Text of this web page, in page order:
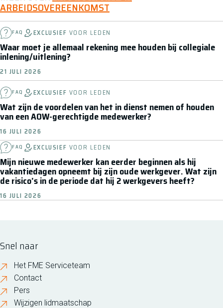
ARBEIDSOVEREENKOMST
FAQ EXCLUSIEF VOOR LEDEN
Waar moet je allemaal rekening mee houden bij collegiale
inlening/uitlening?
21 JULI 2026
FAQ EXCLUSIEF VOOR LEDEN
Wat zijn de voordelen van het in dienst nemen of houden
van een AOW-gerechtigde medewerker?
16 JULI 2026
FAQ EXCLUSIEF VOOR LEDEN
Mijn nieuwe medewerker kan eerder beginnen als hij
vakantiedagen opneemt bij zijn oude werkgever. Wat zijn
de risico’s in de periode dat hij 2 werkgevers heeft?
16 JULI 2026
Snel naar
Het FME Serviceteam
Contact
Pers
Wijzigen lidmaatschap